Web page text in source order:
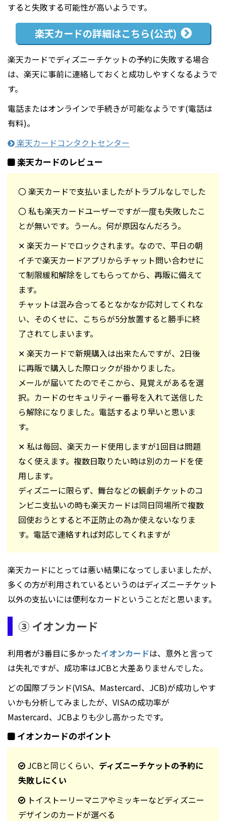
すると失敗する可能性が高いようです。
楽天カードの詳細はこちら(公式)
楽天カードでディズニーチケットの予約に失敗する場合
は、楽天に事前に連絡しておくと成功しやすくなるようで
す。
電話またはオンラインで手続きが可能なようです(電話は
有料)。
楽天カードコンタクトセンター
楽天カードのレビュー
〇 楽天カードで支払いましたがトラブルなしでした
〇 私も楽天カードユーザーですが一度も失敗したこ
とが無いです。うーん。何が原因なんだろう。
✕ 楽天カードでロックされます。なので、平日の朝
イチで楽天カードアプリからチャット問い合わせに
て制限緩和解除をしてもらってから、再販に備えて
ます。
チャットは混み合ってるとなかなか応対してくれな
い、そのくせに、こちらが5分放置すると勝手に終
了されてしまいます。
✕ 楽天カードで新規購入は出来たんですが、2日後
に再販で購入した際ロックが掛かりました。
メールが届いてたのでそこから、見覚えがあるを選
択。カードのセキュリティー番号を入れて送信した
ら解除になりました。電話するより早いと思いま
す。
✕ 私は毎回、楽天カード使用しますが1回目は問題
なく使えます。複数日取りたい時は別のカードを使
用します。
ディズニーに限らず、舞台などの観劇チケットのコ
ンビニ支払いの時も楽天カードは同日同場所で複数
回使おうとすると不正防止の為か使えないなりま
す。電話で連絡すれば対応してくれますが
楽天カードにとっては悪い結果になってしまいましたが、
多くの方が利用されているというのはディズニーチケット
以外の支払いには便利なカードということだと思います。
③ イオンカード
利用者が3番目に多かったイオンカードは、意外と言って
は失礼ですが、成功率はJCBと大差ありませんでした。
どの国際ブランド(VISA、Mastercard、JCB)が成功しやす
いかも分析してみましたが、VISAの成功率が
Mastercard、JCBよりも少し高かったです。
イオンカードのポイント
JCBと同じくらい、 ディズニーチケットの予約に
失敗しにくい
トイストーリーマニアやミッキーなどディズニー
デザインのカードが選べる